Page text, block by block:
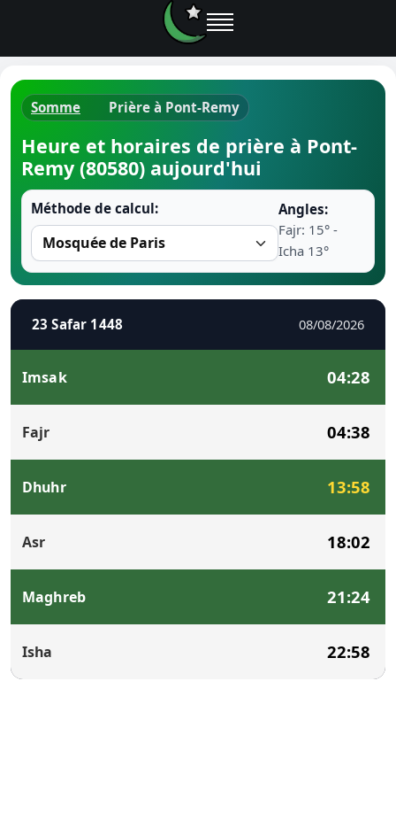
Horaires
Ramadan
Comment
Somme Prière à Pont-Remy
Heure et horaires de prière à Pont-
Remy (80580) aujourd'hui
Méthode de calcul:
Angles:
Fajr: 15° -
Icha 13°
23 Safar 1448 08/08/2026
Imsak 04:28
Fajr 04:38
Dhuhr 13:58
Asr 18:02
Maghreb 21:24
Isha 22:58